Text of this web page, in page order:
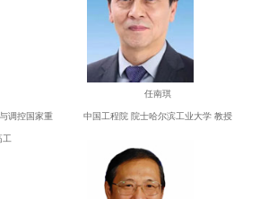
调控国家重
工
任南琪
中国工程院 院士哈尔滨工业大学 教授